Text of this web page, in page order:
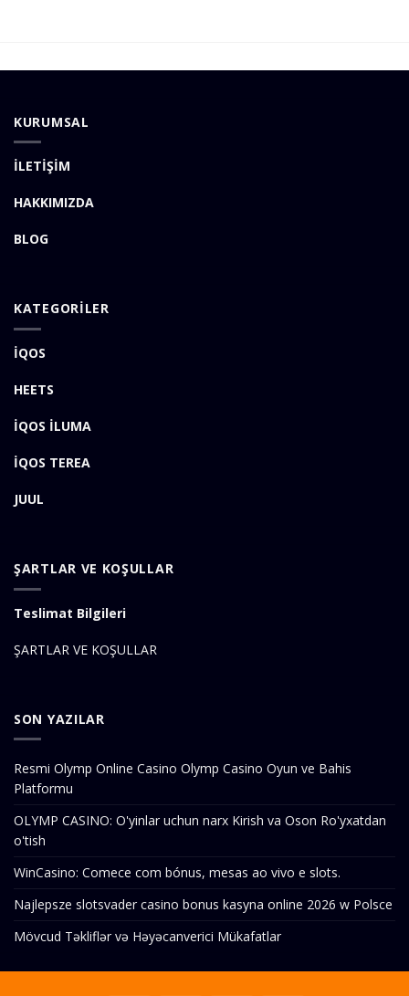
KURUMSAL
İLETİŞİM
HAKKIMIZDA
BLOG
KATEGORİLER
İQOS
HEETS
İQOS İLUMA
İQOS TEREA
JUUL
ŞARTLAR VE KOŞULLAR
Teslimat Bilgileri
ŞARTLAR VE KOŞULLAR
SON YAZILAR
Resmi Olymp Online Casino Olymp Casino Oyun ve Bahis
Platformu
OLYMP CASINO: O'yinlar uchun narx Kirish va Oson Ro'yxatdan
o'tish
WinCasino: Comece com bónus, mesas ao vivo e slots.
Najlepsze slotsvader casino bonus kasyna online 2026 w Polsce
Mövcud Təkliflər və Həyəcanverici Mükafatlar